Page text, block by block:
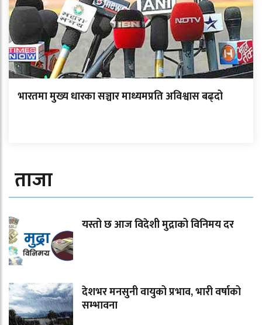
भारतमा मुख्य धारका सञ्चार माध्यमप्रति अविश्वास बढ्दो
ताजा
यस्तो छ आज विदेशी मुद्राको विनिमय दर
देशभर मनसुनी वायुको प्रभाव, भारी वर्षाको
सम्भावना